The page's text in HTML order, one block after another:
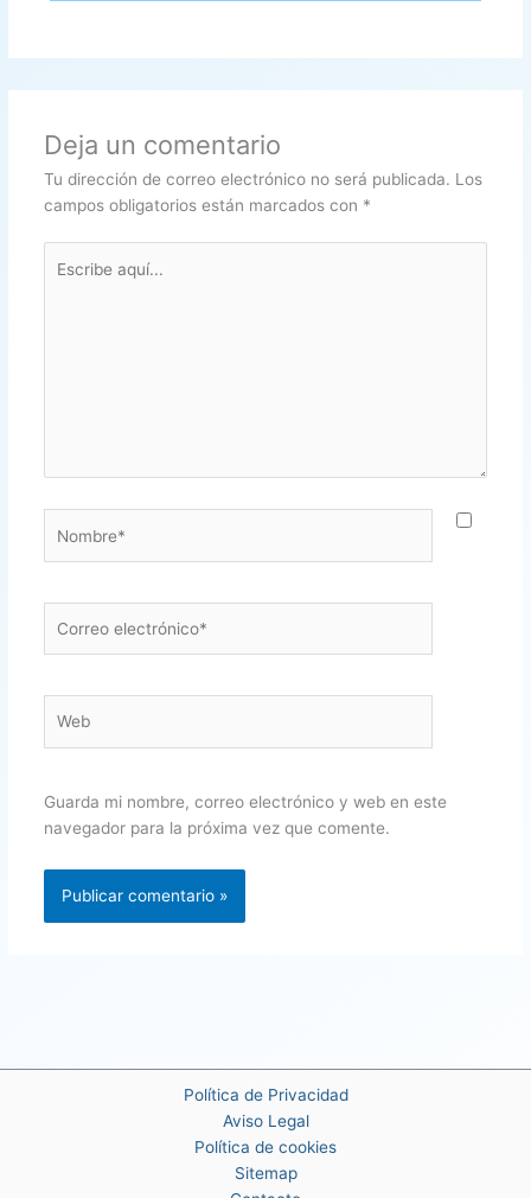
Deja un comentario
Tu dirección de correo electrónico no será publicada. Los
campos obligatorios están marcados con *
aquí...
electrónico*
Guarda mi nombre, correo electrónico y web en este
navegador para la próxima vez que comente.
Política de Privacidad
Aviso Legal
Política de cookies
Sitemap